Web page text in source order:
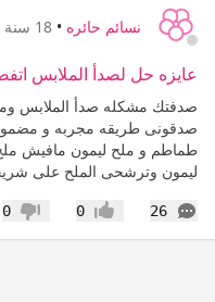
نسائم حائره • 18 سنة
عايزه حل لصدأ الملابس
صدفتك مشكله صدأ الملابس
طماطم و ملح ليمون مافيش
ليمون وترشحى الملح على
26
التعليقات إعجاب0 عدم 0